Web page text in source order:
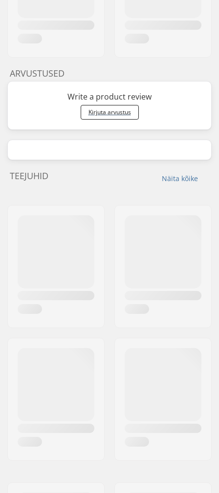
ARVUSTUSED
Write a product review
Kirjuta arvustus
Näita kõike
TEEJUHID